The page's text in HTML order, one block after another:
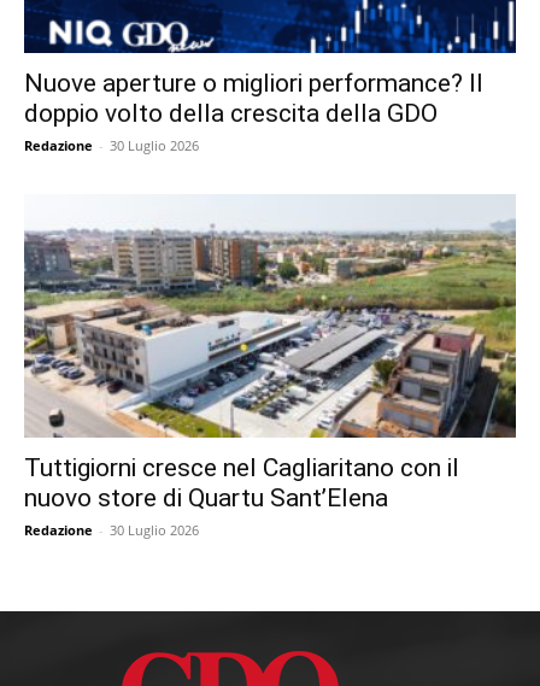
Nuove aperture o migliori performance? Il
doppio volto della crescita della GDO
Redazione - 30 Luglio 2026
Tuttigiorni cresce nel Cagliaritano con il
nuovo store di Quartu Sant’Elena
Redazione - 30 Luglio 2026